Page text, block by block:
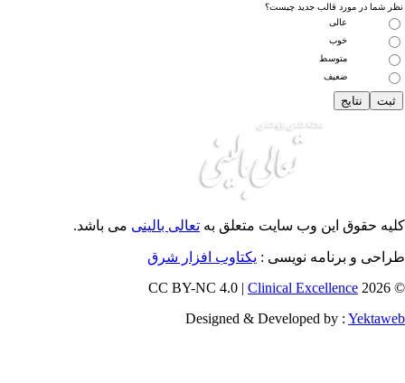
شما در مورد قالب جدید چیست؟
عالی
خوب
متوسط
ضعیف
حقوق این وب سایت متعلق بهتعالی بالینیمی باشد.
و برنامه نویسی : یکتاوب افزار شرق
©
Clinical Excellence
Designed & Developed by :